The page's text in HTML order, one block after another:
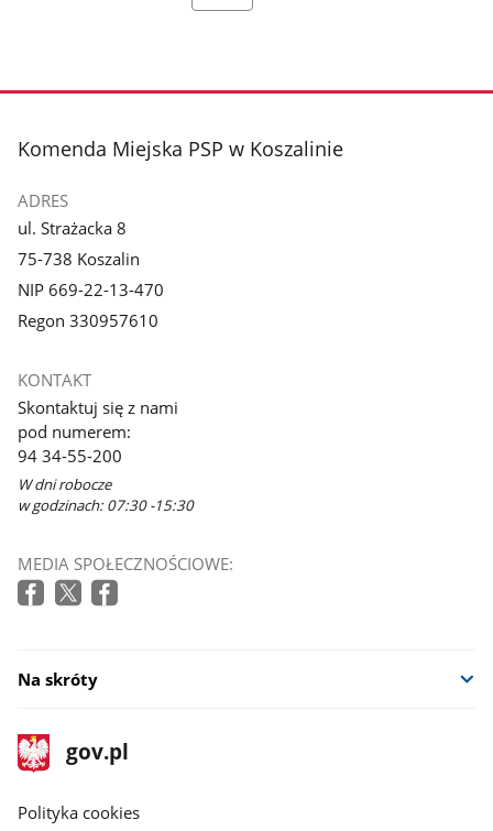
stopka
Komenda Miejska PSP w Koszalinie
ADRES
ul. Strażacka 8
75-738 Koszalin
NIP 669-22-13-470
Regon 330957610
KONTAKT
Skontaktuj się z nami
pod numerem:
94 34-55-200
W dni robocze
w godzinach: 07:30 -15:30
MEDIA SPOŁECZNOŚCIOWE:
Na skróty
stopka
gov.pl
Strona
gov.pl
gov.pl
Polityka cookies